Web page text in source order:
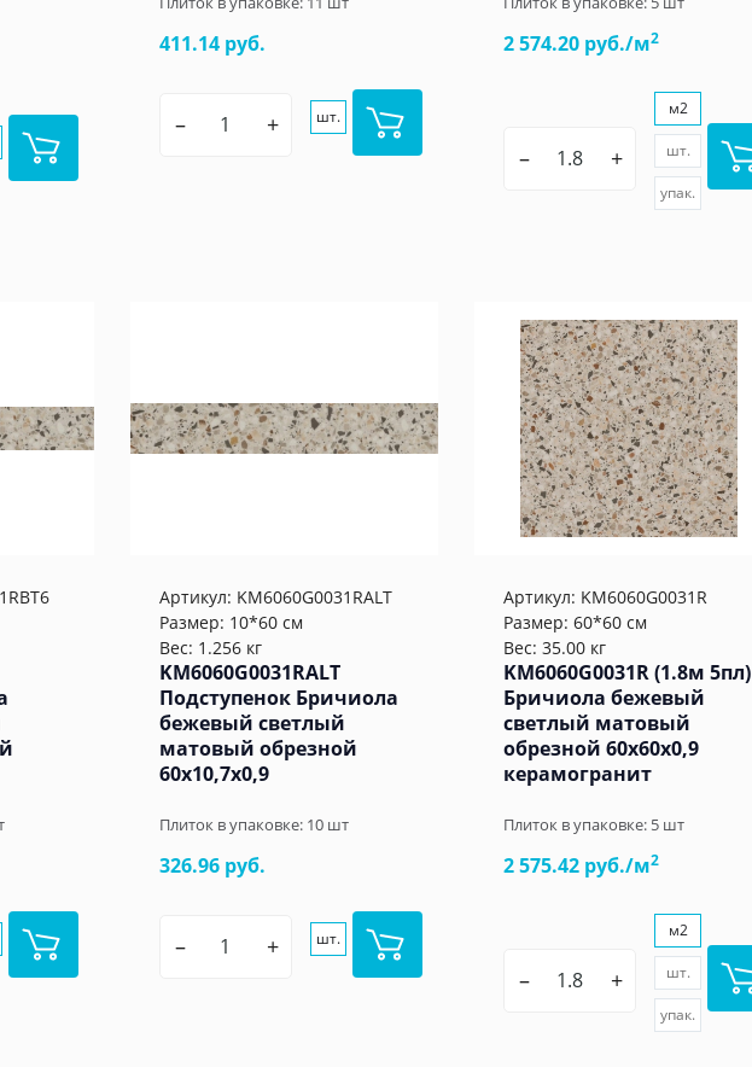
411.14 руб.
– + шт.
2 574.20 руб./м2
– +
м2
шт.
упак.
Артикул: KM6060G0031RALT
Размер: 10*60 см
Вес: 1.256 кг
KM6060G0031RALT
Подступенок Бричиола
бежевый светлый
матовый обрезной
60x10,7x0,9
Плиток в упаковке: 10 шт
326.96 руб.
– + шт.
Артикул: KM6060G0031R
Размер: 60*60 см
Вес: 35.00 кг
KM6060G0031R (1.8м 5пл)
Бричиола бежевый
светлый матовый
обрезной 60x60x0,9
керамогранит
Плиток в упаковке: 5 шт
2 575.42 руб./м2
– +
м2
шт.
упак.